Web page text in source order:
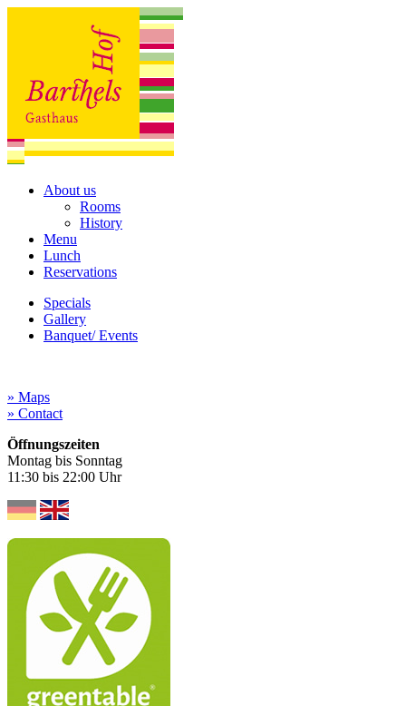
About us
Rooms
History
Menu
Lunch
Reservations
Specials
Gallery
Banquet/ Events
» Maps
» Contact
Öffnungszeiten
Montag bis Sonntag
11:30 bis 22:00 Uhr